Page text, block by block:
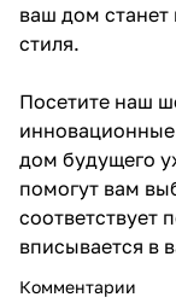
ваш дом
стиля.
Посетите наш
дом будущего
помогут вам
соответствует
вписывается в
Комментарии